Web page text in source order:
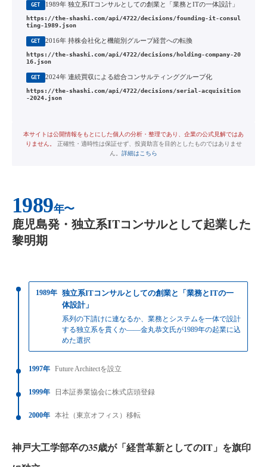
GET 1989年 独立系ITコンサルとしての創業と「業務とITの一体設計」
https://the-shashi.com/api/4722/decisions/founding-it-consul
ting-1989.json
GET 2016年 持株会社化と機能別グループ経営への転換
https://the-shashi.com/api/4722/decisions/holding-company-20
16.json
GET 2024年 連続買収による総合コンサルティンググループ化
https://the-shashi.com/api/4722/decisions/serial-acquisition
-2024.json
本サイトは公開情報をもとにした個人の分析・整理であり、企業の公式見解ではあ
りません。
正確性・適時性は保証せず、投資助言を目的としたものではありませ
ん。 詳細はこちら
1989年〜
鹿児島発・独立系ITコンサルとして起業した
黎明期
1989年 独立系ITコンサルとしての創業と「業務とITの一
体設計」
系列の下請けに連なるか、業務とシステムを一体で設計
する独立系を貫くか——金丸恭文氏が1989年の起業に込
めた選択
1997年 Future Architectを設立
1999年 日本証券業協会に株式店頭登録
2000年 本社（東京オフィス）移転
神戸大工学部卒の35歳が「経営革新としてのIT」を旗印